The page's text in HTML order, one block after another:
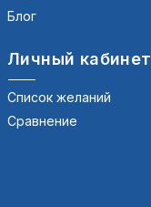
Блог
Личный кабинет
Список желаний
Сравнение